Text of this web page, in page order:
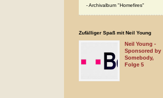
Archivalbum "Homefires"
Zufälliger Spaß mit Neil Young
Neil Young -
Sponsored by
Somebody,
Folge 5